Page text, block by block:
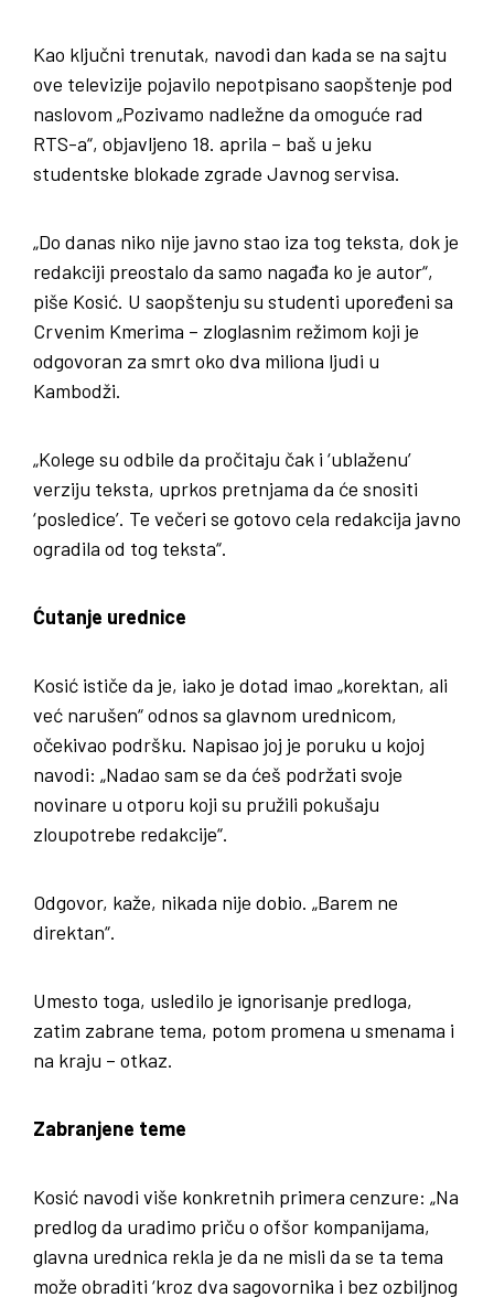
Kao ključni trenutak, navodi dan kada se na sajtu
ove televizije pojavilo nepotpisano saopštenje pod
naslovom „Pozivamo nadležne da omoguće rad
RTS-a“, objavljeno 18. aprila – baš u jeku
studentske blokade zgrade Javnog servisa.
„Do danas niko nije javno stao iza tog teksta, dok je
redakciji preostalo da samo nagađa ko je autor“,
piše Kosić. U saopštenju su studenti upoređeni sa
Crvenim Kmerima – zloglasnim režimom koji je
odgovoran za smrt oko dva miliona ljudi u
Kambodži.
„Kolege su odbile da pročitaju čak i ‘ublaženu’
verziju teksta, uprkos pretnjama da će snositi
‘posledice’. Te večeri se gotovo cela redakcija javno
ogradila od tog teksta“.
Ćutanje urednice
Kosić ističe da je, iako je dotad imao „korektan, ali
već narušen“ odnos sa glavnom urednicom,
očekivao podršku. Napisao joj je poruku u kojoj
navodi: „Nadao sam se da ćeš podržati svoje
novinare u otporu koji su pružili pokušaju
zloupotrebe redakcije“.
Odgovor, kaže, nikada nije dobio. „Barem ne
direktan“.
Umesto toga, usledilo je ignorisanje predloga,
zatim zabrane tema, potom promena u smenama i
na kraju – otkaz.
Zabranjene teme
Kosić navodi više konkretnih primera cenzure: „Na
predlog da uradimo priču o ofšor kompanijama,
glavna urednica rekla je da ne misli da se ta tema
može obraditi ‘kroz dva sagovornika i bez ozbiljnog